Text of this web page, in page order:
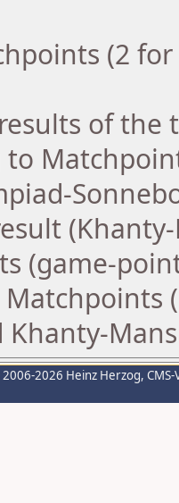
(2
of
to
(game-
Matchpoints
2026 Heinz Herzog,